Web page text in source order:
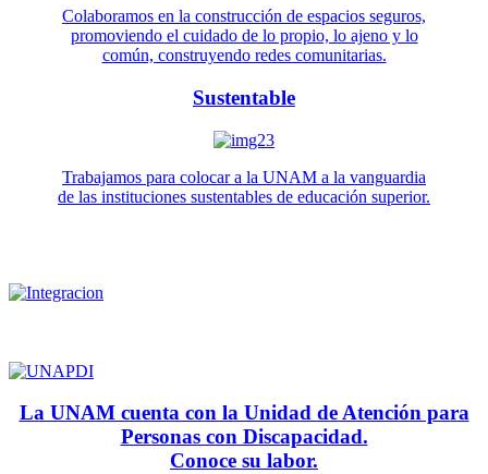
Colaboramos en la construcción de espacios seguros,
promoviendo el cuidado de lo propio, lo ajeno y lo
común, construyendo redes comunitarias.
Sustentable
Trabajamos para colocar a la UNAM a la vanguardia
de las instituciones sustentables de educación superior.
La UNAM cuenta con la Unidad de Atención para
Personas con Discapacidad.
Conoce su labor.